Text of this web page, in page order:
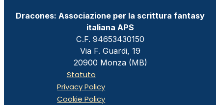
Dracones: Associazione per la scrittura fantasy
italiana APS
C.F. 94653430150
Via F. Guardi, 19
20900 Monza (MB)
Statuto
Privacy Policy
Cookie Policy